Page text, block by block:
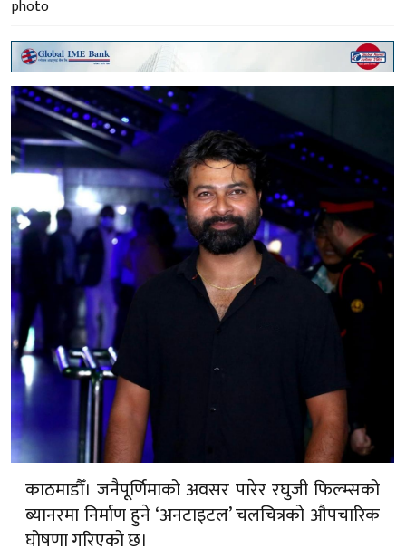
काठमाडौँ। जनैपूर्णिमाको अवसर पारेर रघुजी फिल्म्सको
ब्यानरमा निर्माण हुने ‘अनटाइटल’ चलचित्रको औपचारिक
घोषणा गरिएको छ।